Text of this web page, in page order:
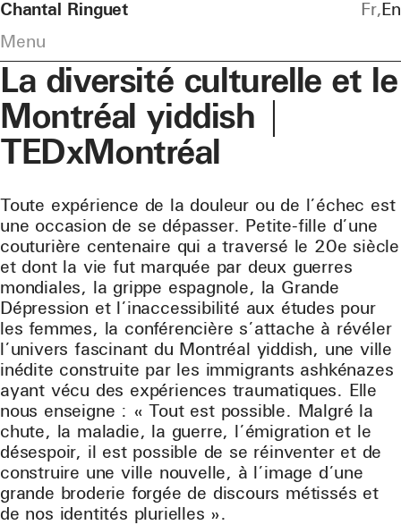
Chantal Ringuet
Menu
Fr En
La diversité culturelle et le
Montréal yiddish |
TEDxMontréal
Toute expérience de la douleur ou de l’échec est
une occasion de se dépasser. Petite-fille d’une
couturière centenaire qui a traversé le 20e siècle
et dont la vie fut marquée par deux guerres
mondiales, la grippe espagnole, la Grande
Dépression et l’inaccessibilité aux études pour
les femmes, la conférencière s’attache à révéler
l’univers fascinant du Montréal yiddish, une ville
inédite construite par les immigrants ashkénazes
ayant vécu des expériences traumatiques. Elle
nous enseigne : « Tout est possible. Malgré la
chute, la maladie, la guerre, l’émigration et le
désespoir, il est possible de se réinventer et de
construire une ville nouvelle, à l’image d’une
grande broderie forgée de discours métissés et
de nos identités plurielles ».